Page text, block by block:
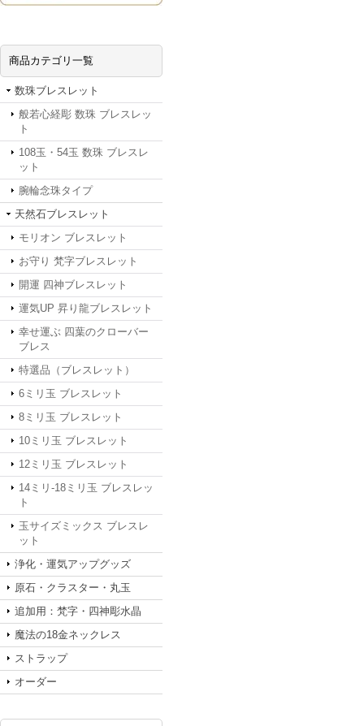
商品カテゴリ一覧
数珠ブレスレット
般若心経彫 数珠 ブレスレッ
ト
108玉・54玉 数珠 ブレスレ
ット
腕輪念珠タイプ
天然石ブレスレット
モリオン ブレスレット
お守り 梵字ブレスレット
開運 四神ブレスレット
運気UP 昇り龍ブレスレット
幸せ運ぶ 四葉のクローバー
ブレス
特選品（ブレスレット）
6ミリ玉 ブレスレット
8ミリ玉 ブレスレット
10ミリ玉 ブレスレット
12ミリ玉 ブレスレット
14ミリ-18ミリ玉 ブレスレッ
ト
玉サイズミックス ブレスレ
ット
浄化・運気アップグッズ
原石・クラスター・丸玉
追加用：梵字・四神彫水晶
魔法の18金ネックレス
ストラップ
オーダー